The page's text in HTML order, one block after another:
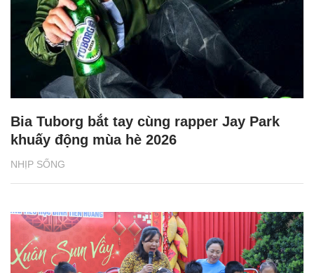
NHỊP SỐNG
Bia Tuborg bắt tay cùng rapper Jay Park
khuấy động mùa hè 2026